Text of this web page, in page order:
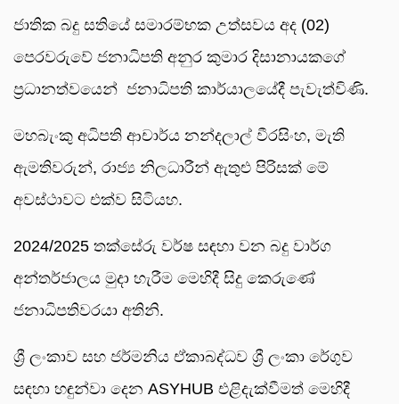
ජාතික බදු සතියේ සමාරම්භක උත්සවය අද (02)
පෙරවරුවේ ජනාධිපති අනුර කුමාර දිසානායකගේ
ප්‍රධානත්වයෙන් ජනාධිපති කාර්යාලයේදී පැවැත්විණි.
මහබැංකු අධිපති ආචාර්ය නන්දලාල් වීරසිංහ, මැති
ඇමතිවරුන්, රාජ්‍ය නිලධාරීන් ඇතුළු පිරිසක් මේ
අවස්ථාවට එක්ව සිටියහ.
2024/2025 තක්සේරු වර්ෂ සඳහා වන බදු වාර්ග
අන්තර්ජාලය මුදා හැරීම මෙහිදී සිදු කෙරුණේ
ජනාධිපතිවරයා අතිනි.
ශ්‍රී ලංකාව සහ ජර්මනිය ඒකාබද්ධව ශ්‍රී ලංකා රේගුව
සඳහා හඳුන්වා දෙන ASYHUB එළිදැක්වීමත් මෙහිදී